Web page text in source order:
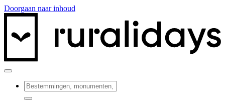
Doorgaan naar inhoud